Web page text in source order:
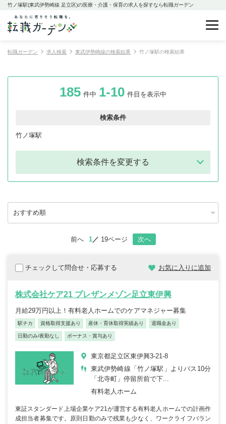
竹ノ塚駅(東武伊勢崎線 足立区)の医療・介護・保育の求人を探すなら転職ガーデン
転職ガーデン 求人検索 東武伊勢崎線の検索結果 竹ノ塚駅の検索結果
185 件中 1-10 件目を表示中
検索条件
竹ノ塚駅
検索条件を変更する
前へ 1 19ページ 次へ
チェックして問合せ・応募する お気に入りに追加
株式会社ケア21 プレザンメゾン足立東伊興
月給29万円以上！有料老人ホームでのケアマネジャー募集
駅チカ 資格取得支援あり 産休・育休取得実績あり 退職金あり
日勤のみ/夜勤なし ボーナス・賞与あり
東京都足立区東伊興3-21-8
東武伊勢崎線「竹ノ塚駅」よりバス10分
「北寺町」停留所前で下...
有料老人ホーム
東証スタンダード上場企業ケア21が運営する有料老人ホームでの計画作
成担当者募集です。原則日勤のみで残業も少なく、ワークライフバラン